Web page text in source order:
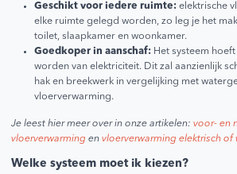
Geschikt voor iedere ruimte: elektrische
elke ruimte gelegd worden, zo leg je het
toilet, slaapkamer en woonkamer.
Goedkoper in aanschaf: Het systeem
worden van elektriciteit. Dit zal aanzienlijk
hak en breekwerk in vergelijking met
vloerverwarming.
Je leest hier meer over in onze artikelen:voor- en
vloerverwarming envloerverwarming elektrisch of
Welke systeem moet ik kiezen?